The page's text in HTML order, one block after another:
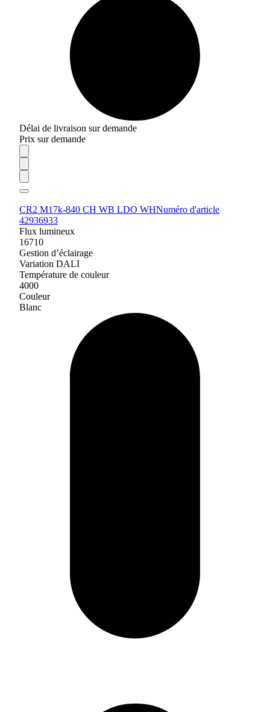
Délai de livraison sur demande
Prix sur demande
CR2 M17k-840 CH WB LDO WHNuméro d'article
42936933
Flux lumineux
16710
Gestion d’éclairage
Variation DALI
Température de couleur
4000
Couleur
Blanc